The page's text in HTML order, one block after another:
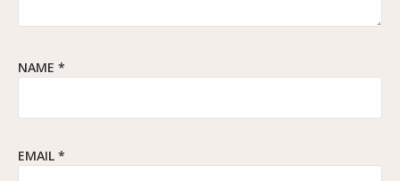
NAME *
EMAIL *